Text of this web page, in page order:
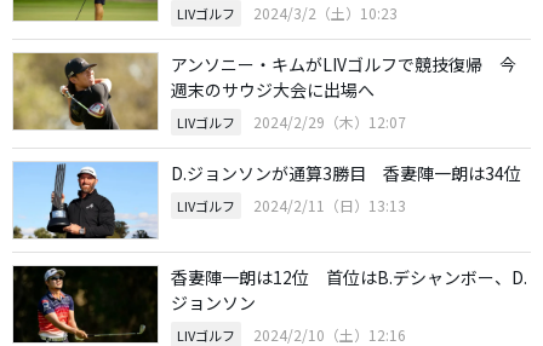
LIVゴルフ 2024/3/2（土）10:23
アンソニー・キムがLIVゴルフで競技復帰 今
週末のサウジ大会に出場へ
LIVゴルフ 2024/2/29（木）12:07
D.ジョンソンが通算3勝目 香妻陣一朗は34位
LIVゴルフ 2024/2/11（日）13:13
香妻陣一朗は12位 首位はB.デシャンボー、D.
ジョンソン
LIVゴルフ 2024/2/10（土）12:16